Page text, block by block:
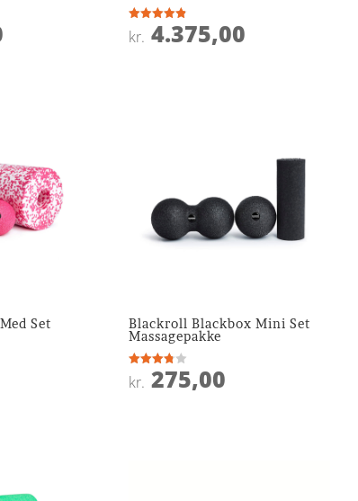
Vurderet
4.9
kr. 4.375,00
Set
Blackroll Blackbox Mini Set
Massagepakke
Vurderet
3.8
kr. 275,00